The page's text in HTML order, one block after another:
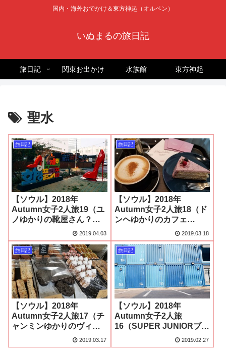
国内・海外おでかけ＆東方神起（オルペン）
いぬまるの旅日記
旅日記 関東お出かけ 水族館 東方神起
聖水
旅日記
【ソウル】2018年
Autumn女子2人旅19（ユ
ノゆかりの靴屋さん？！
2019.04.03
旅日記
【ソウル】2018年
Autumn女子2人旅18（ド
ンヘゆかりのカフェ
『Haru&Oneday』@聖
水）
2019.03.18
旅日記
【ソウル】2018年
Autumn女子2人旅17（チ
ャンミンゆかりのヴィン
テージカフェ『Cafe
Onion』@聖水）
2019.03.17
旅日記
【ソウル】2018年
Autumn女子2人旅
16（SUPER JUNIORブル
GROUND@建大）
2019.02.27